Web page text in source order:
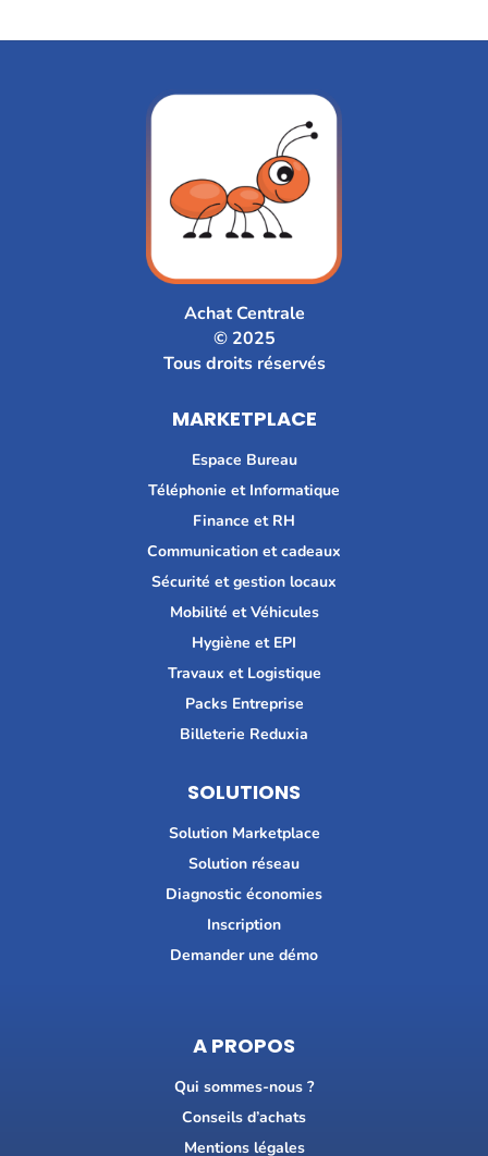
Achat Centrale
© 2025
Tous droits réservés
MARKETPLACE
Espace Bureau
Téléphonie et Informatique
Finance et RH
Communication et cadeaux
Sécurité et gestion locaux
Mobilité et Véhicules
Hygiène et EPI
Travaux et Logistique
Packs Entreprise
Billeterie Reduxia
SOLUTIONS
Solution Marketplace
Solution réseau
Diagnostic économies
Inscription
Demander une démo
A PROPOS
Qui sommes-nous ?
Conseils d’achats
Mentions légales